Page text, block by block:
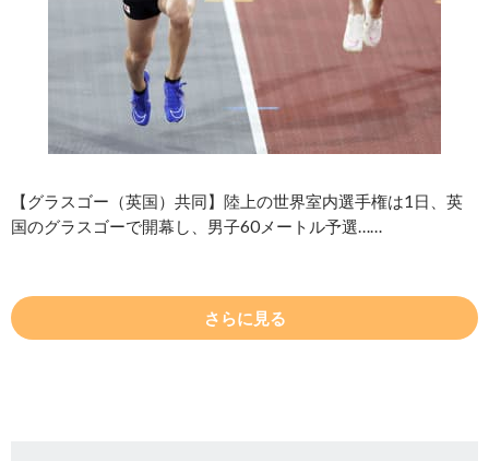
【グラスゴー（英国）共同】陸上の世界室内選手権は1日、英
国のグラスゴーで開幕し、男子60メートル予選……
さらに見る